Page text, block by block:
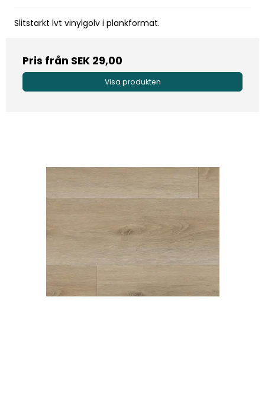
Slitstarkt lvt vinylgolv i plankformat.
Pris från SEK 29,00
Visa produkten